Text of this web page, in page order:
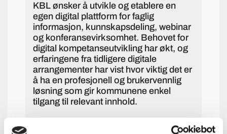
KBL ønsker å utvikle og etablere en
egen digital plattform for faglig
informasjon, kunnskapsdeling, webinar
og konferansevirksomhet. Behovet for
digital kompetanseutvikling har økt, og
erfaringene fra tidligere digitale
arrangementer har vist hvor viktig det er
å ha en profesjonell og brukervennlig
løsning som gir kommunene enkel
tilgang til relevant innhold.